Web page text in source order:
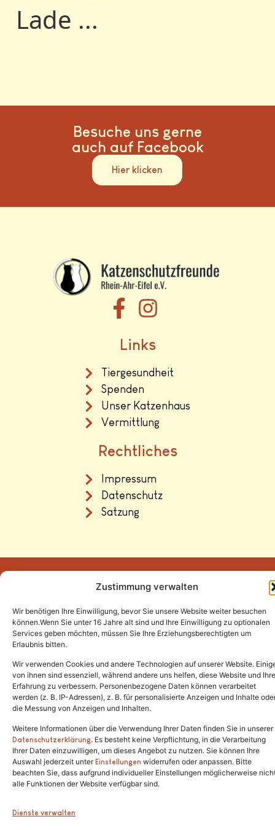
Zustimmung verwalten
Wir benötigen Ihre Einwilligung, bevor Sie unsere Website weiter besuchen
können.Wenn Sie unter 16 Jahre alt sind und Ihre Einwilligung zu optionalen
Services geben möchten, müssen Sie Ihre Erziehungsberechtigten um
Erlaubnis bitten.
Wir verwenden Cookies und andere Technologien auf unserer Website.
von ihnen sind essenziell, während andere uns helfen, diese Website und Ihre
Erfahrung zu verbessern. Personenbezogene Daten können verarbeitet
werden (z. B. IP-Adressen), z. B. für personalisierte Anzeigen und Inhalte
die Messung von Anzeigen und Inhalten.
Weitere Informationen über die Verwendung Ihrer Daten finden Sie in unserer
Datenschutzerklärung. Es besteht keine Verpflichtung, in die Verarbeitung
Ihrer Daten einzuwilligen, um dieses Angebot zu nutzen. Sie können Ihre
Auswahl jederzeit unterEinstellungen widerrufen oder anpassen. Bitte
beachten Sie, dass aufgrund individueller Einstellungen möglicherweise
alle Funktionen der Website verfügbar sind.
Dienste verwalten
Lade ...
Besuche uns gerne
auch auf Facebook
Hier klicken
Links
Tiergesundheit
Spenden
Unser Katzenhaus
Vermittlung
Rechtliches
Impressum
Datenschutz
Satzung
Copyright © 2024. Alle Rechte vorbehalten.
Tel.:(02646) 915928
info@katzenschutzfreunde.de
Im Brandenfeld 22
53426 Schalkenbach